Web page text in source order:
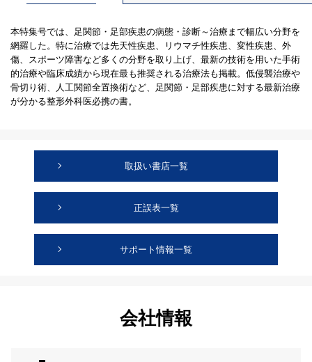
本特集号では、足関節・足部疾患の病態・診断～治療まで幅広い分野を
網羅した。特に治療では先天性疾患、リウマチ性疾患、変性疾患、外
傷、スポーツ障害など多くの分野を取り上げ、最新の技術を用いた手術
的治療や臨床成績から現在最も推奨される治療法も掲載。低侵襲治療や
骨切り術、人工関節全置換術など、足関節・足部疾患に対する最新治療
が分かる整形外科医必携の書。
取扱い書店一覧
正誤表一覧
サポート情報一覧
会社情報